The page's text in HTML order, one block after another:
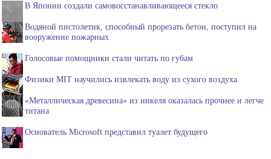
В Японии создали самовосстанавливающееся стекло
Водяной пистолетик, способный прорезать бетон, поступил на
вооружение пожарных
Голосовые помощники стали читать по губам
Физики MIT научились извлекать воду из сухого воздуха
«Металлическая древесина» из никеля оказалась прочнее и легче
титана
Основатель Microsoft представил туалет будущего